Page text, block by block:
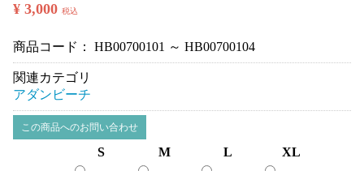
¥ 3,000 税込
商品コード： HB00700101 ～ HB00700104
関連カテゴリ
アダンビーチ
この商品へのお問い合わせ
S M L XL